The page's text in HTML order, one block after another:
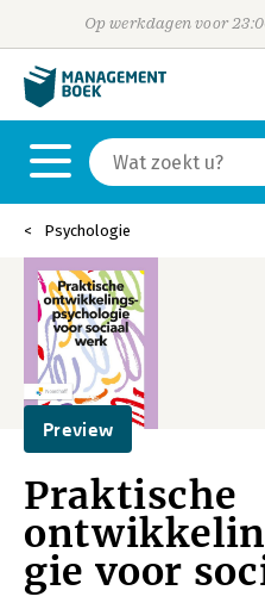
Op werkdagen voor
Psychologie
Preview
Praktische
gie voor